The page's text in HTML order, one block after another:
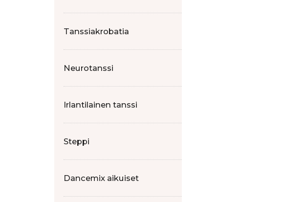
Tanssiakrobatia
Neurotanssi
Irlantilainen tanssi
Steppi
Dancemix aikuiset